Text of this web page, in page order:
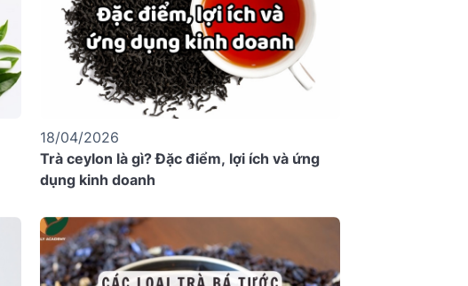
18/04/2026
Trà ceylon là gì? Đặc điểm, lợi ích và ứng
dụng kinh doanh